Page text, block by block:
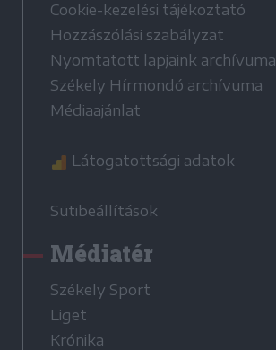
Cookie-kezelési tájékoztató
Hozzászólási szabályzat
Nyomtatott lapjaink archívuma
Székely Hírmondó archívuma
Médiaajánlat
Látogatottsági adatok
Sütibeállítások
Médiatér
Székely Sport
Liget
Krónika